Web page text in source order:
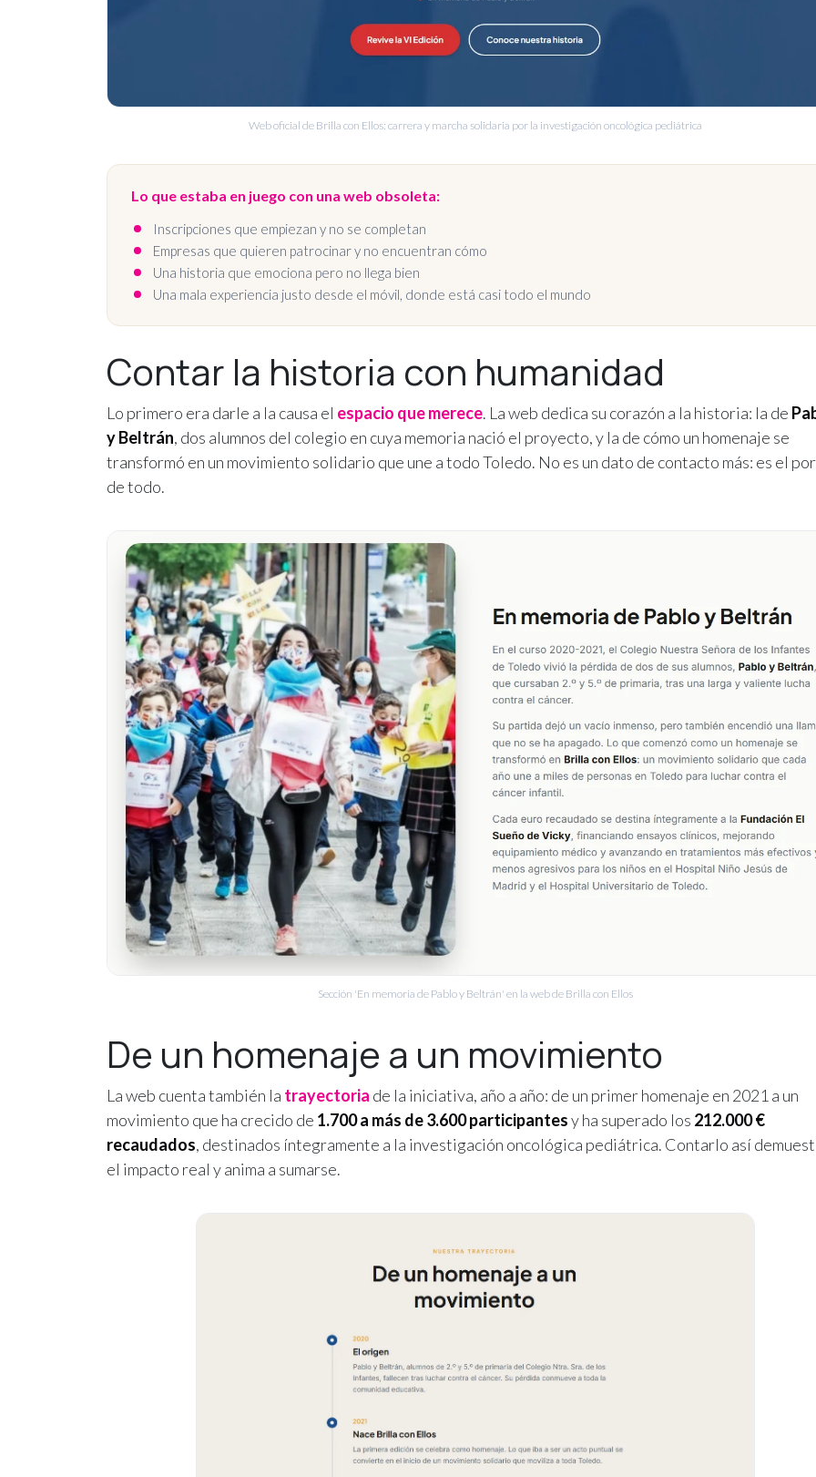
Web oficial de Brilla con Ellos: carrera y marcha solidaria por la investigación oncológica pediátrica
Lo que estaba en juego con una web obsoleta:
Inscripciones que empiezan y no se completan
Empresas que quieren patrocinar y no encuentran cómo
Una historia que emociona pero no llega bien
Una mala experiencia justo desde el móvil, donde está casi todo el mundo
Contar la historia con humanidad
Lo primero era darle a la causa el espacio que merece. La web dedica su corazón a la historia: la de
y Beltrán, dos alumnos del colegio en cuya memoria nació el proyecto, y la de cómo un homenaje se
transformó en un movimiento solidario que une a todo Toledo. No es un dato de contacto más: es el
de todo.
Sección 'En memoria de Pablo y Beltrán' en la web de Brilla con Ellos
De un homenaje a un movimiento
La web cuenta también la trayectoria de la iniciativa, año a año: de un primer homenaje en 2021 a un
movimiento que ha crecido de 1.700 a más de 3.600 participantesy ha superado los 212.000 €
recaudados, destinados íntegramente a la investigación oncológica pediátrica. Contarlo así
el impacto real y anima a sumarse.